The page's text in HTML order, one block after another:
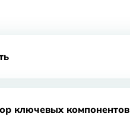
ключевых компонентов